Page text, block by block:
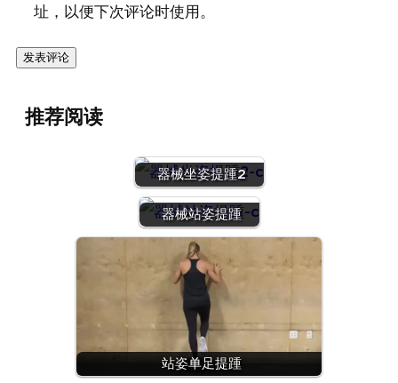
址，以便下次评论时使用。
推荐阅读
器械坐姿提踵2
器械站姿提踵
站姿单足提踵